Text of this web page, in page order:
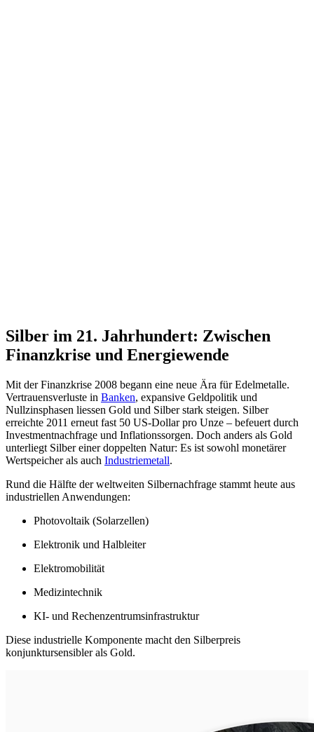
Silber im 21. Jahrhundert: Zwischen
Finanzkrise und Energiewende
Mit der Finanzkrise 2008 begann eine neue Ära für Edelmetalle.
Vertrauensverluste in Banken, expansive Geldpolitik und
Nullzinsphasen liessen Gold und Silber stark steigen. Silber
erreichte 2011 erneut fast 50 US-Dollar pro Unze – befeuert durch
Investmentnachfrage und Inflationssorgen. Doch anders als Gold
unterliegt Silber einer doppelten Natur: Es ist sowohl monetärer
Wertspeicher als auch Industriemetall.
Rund die Hälfte der weltweiten Silbernachfrage stammt heute aus
industriellen Anwendungen:
Photovoltaik (Solarzellen)
Elektronik und Halbleiter
Elektromobilität
Medizintechnik
KI- und Rechenzentrumsinfrastruktur
Diese industrielle Komponente macht den Silberpreis
konjunktursensibler als Gold.